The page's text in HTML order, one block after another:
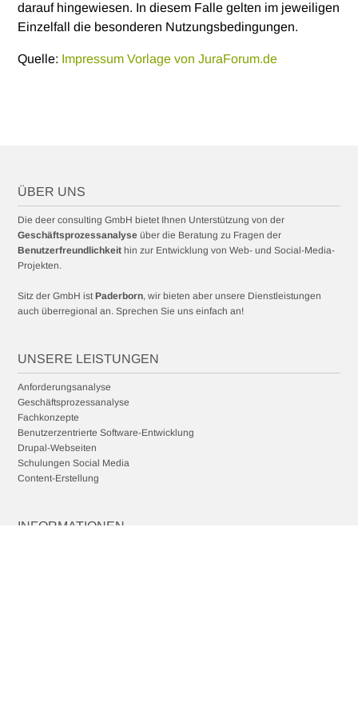
darauf hingewiesen. In diesem Falle gelten im jeweiligen
Einzelfall die besonderen Nutzungsbedingungen.
Quelle: Impressum Vorlage von JuraForum.de
ÜBER UNS
Die deer consulting GmbH bietet Ihnen Unterstützung von der
Geschäftsprozessanalyse über die Beratung zu Fragen der
Benutzerfreundlichkeit hin zur Entwicklung von Web- und Social-Media-
Projekten.
Sitz der GmbH istPaderborn, wir bieten aber unsere Dienstleistungen
auch überregional an. Sprechen Sie uns einfach an!
UNSERE LEISTUNGEN
Anforderungsanalyse
Geschäftsprozessanalyse
Fachkonzepte
Benutzerzentrierte Software-Entwicklung
Drupal-Webseiten
Schulungen Social Media
Content-Erstellung
INFORMATIONEN